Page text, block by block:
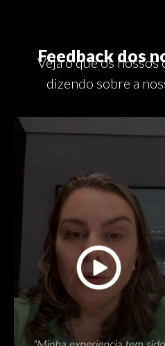
Feedback dos
Veja o que os nossos
dizendo sobre a